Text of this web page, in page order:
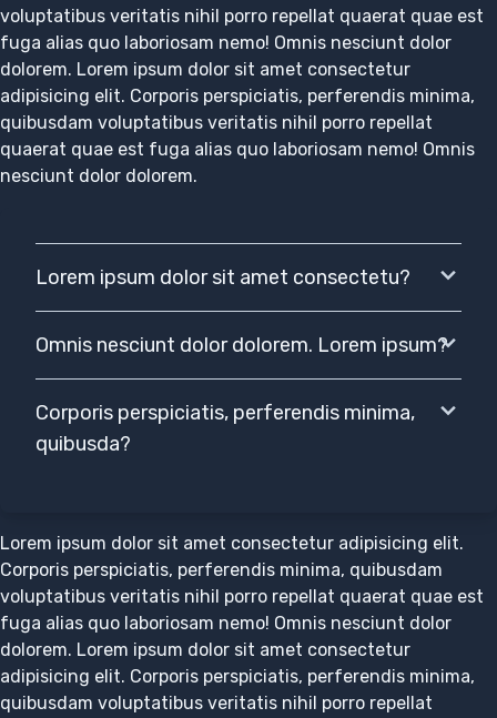
voluptatibus veritatis nihil porro repellat quaerat quae est
fuga alias quo laboriosam nemo! Omnis nesciunt dolor
dolorem. Lorem ipsum dolor sit amet consectetur
adipisicing elit. Corporis perspiciatis, perferendis minima,
quibusdam voluptatibus veritatis nihil porro repellat
quaerat quae est fuga alias quo laboriosam nemo! Omnis
nesciunt dolor dolorem.
Lorem ipsum dolor sit amet consectetu?
Omnis nesciunt dolor dolorem. Lorem ipsum?
Corporis perspiciatis, perferendis minima,
quibusda?
Lorem ipsum dolor sit amet consectetur adipisicing elit.
Corporis perspiciatis, perferendis minima, quibusdam
voluptatibus veritatis nihil porro repellat quaerat quae est
fuga alias quo laboriosam nemo! Omnis nesciunt dolor
dolorem. Lorem ipsum dolor sit amet consectetur
adipisicing elit. Corporis perspiciatis, perferendis minima,
quibusdam voluptatibus veritatis nihil porro repellat